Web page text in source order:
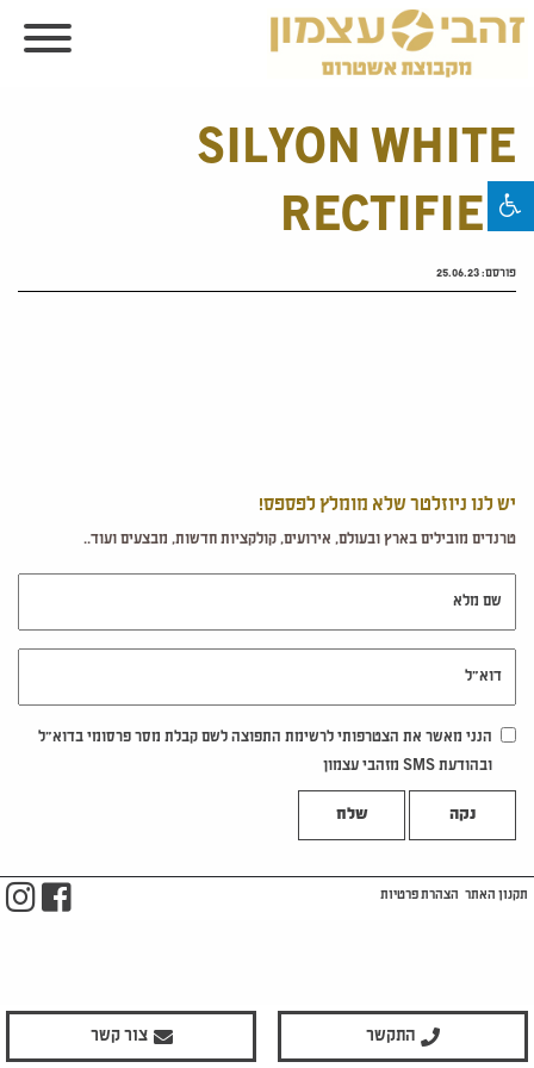
SILYON WHITE
RECTIFIED
פורסם:25.06.23
יש לנו ניוזלטר שלא מומלץ לפספס!
טרנדים מובילים בארץ ובעולם, אירועים, קולקציות חדשות, מבצעים ועוד..
הנני מאשר את הצטרפותי לרשימת התפוצה לשם קבלת מסר פרסומי בדוא"ל
ובהודעת SMS מזהבי עצמון
נקה
התקשר צור קשר
תקנון האתר הצהרת פרטיות